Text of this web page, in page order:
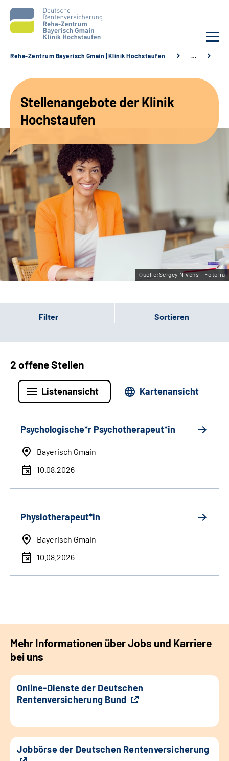
Unsere Angebote
Karriere
Sozialdienste & Zuweisende
Suche
Leichte Sprache
Gebärdensprache
Reha-Zentrum Bayerisch Gmain | Klinik Hochstaufen …
Stellenangebote der Klinik
Hochstaufen
Quelle:Sergey Nivens - Fotolia
Filter Sortieren
2 offene Stellen
Listenansicht Kartenansicht
Psychologische*r Psychotherapeut*in
Bayerisch Gmain
10.08.2026
Physiotherapeut*in
Bayerisch Gmain
10.08.2026
Mehr Informationen über Jobs und Karriere
bei uns
Online-Dienste der Deutschen
Rentenversicherung Bund
Jobbörse der Deutschen Rentenversicherung